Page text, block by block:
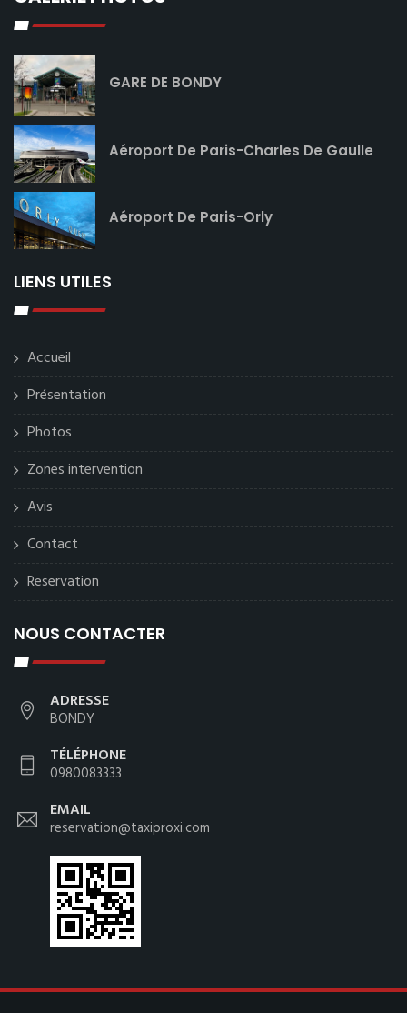
GARE DE BONDY
Aéroport De Paris-Charles De Gaulle
Aéroport De Paris-Orly
LIENS UTILES
Accueil
Présentation
Photos
Zones intervention
Avis
Contact
Reservation
NOUS CONTACTER
ADRESSE
BONDY
TÉLÉPHONE
0980083333
EMAIL
reservation@taxiproxi.com